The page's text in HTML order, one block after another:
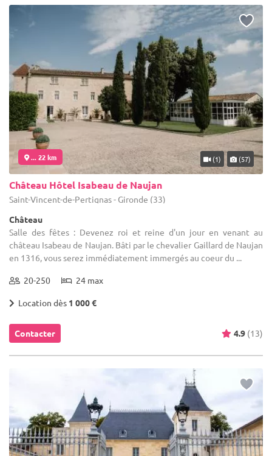
... 22 km (1) (57)
Château Hôtel Isabeau de Naujan
Saint-Vincent-de-Pertignas - Gironde (33)
Château
Salle des fêtes : Devenez roi et reine d'un jour en venant au
château Isabeau de Naujan. Bâti par le chevalier Gaillard de Naujan
en 1316, vous serez immédiatement immergés au coeur du ...
20-250 24 max
Location dès 1 000 €
Contacter 4.9 (13)